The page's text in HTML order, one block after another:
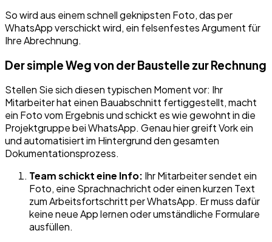
So wird aus einem schnell geknipsten Foto, das per
WhatsApp verschickt wird, ein felsenfestes Argument für
Ihre Abrechnung.
Der simple Weg von der Baustelle zur Rechnung
Stellen Sie sich diesen typischen Moment vor: Ihr
Mitarbeiter hat einen Bauabschnitt fertiggestellt, macht
ein Foto vom Ergebnis und schickt es wie gewohnt in die
Projektgruppe bei WhatsApp. Genau hier greift Vork ein
und automatisiert im Hintergrund den gesamten
Dokumentationsprozess.
Team schickt eine Info: Ihr Mitarbeiter sendet ein
Foto, eine Sprachnachricht oder einen kurzen Text
zum Arbeitsfortschritt per WhatsApp. Er muss dafür
keine neue App lernen oder umständliche Formulare
ausfüllen.